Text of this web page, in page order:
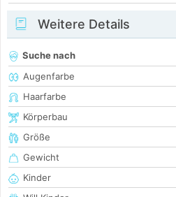
Weitere Details
Suche nach
Augenfarbe
Haarfarbe
Körperbau
Größe
Gewicht
Kinder